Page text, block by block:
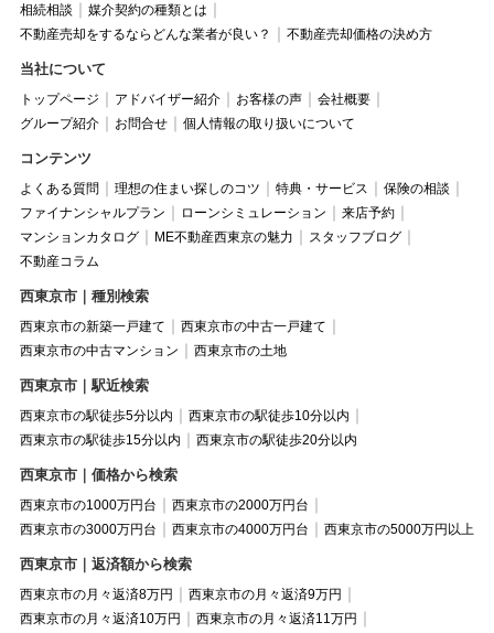
相続相談
媒介契約の種類とは
不動産売却をするならどんな業者が良い？
不動産売却価格の決め方
当社について
トップページ アドバイザー紹介 お客様の声
会社概要
グループ紹介
お問合せ 個人情報の取り扱いについて
コンテンツ
よくある質問 理想の住まい探しのコツ 特典・サービス
保険の相談
ファイナンシャルプラン
ローンシミュレーション
来店予約
マンションカタログ
ME不動産西東京の魅力
スタッフブログ
不動産コラム
西東京市｜種別検索
西東京市の新築一戸建て
西東京市の中古一戸建て
西東京市の中古マンション
西東京市の土地
西東京市｜駅近検索
西東京市の駅徒歩5分以内
西東京市の駅徒歩10分以内
西東京市の駅徒歩15分以内
西東京市の駅徒歩20分以内
西東京市｜価格から検索
西東京市の1000万円台
西東京市の2000万円台
西東京市の3000万円台
西東京市の4000万円台 西東京市の5000万円以上
西東京市｜返済額から検索
西東京市の月々返済8万円
西東京市の月々返済9万円
西東京市の月々返済10万円
西東京市の月々返済11万円